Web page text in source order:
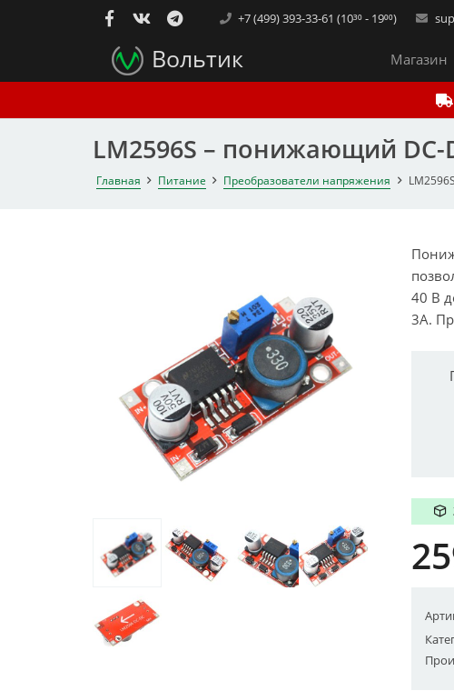
+7 (499) 393-33-61 (10³⁰ - 19⁰⁰)
Вольтик Магазин
LM2596S – понижающий DC-
Главная Питание Преобразователи напряжения
40 В
3А.